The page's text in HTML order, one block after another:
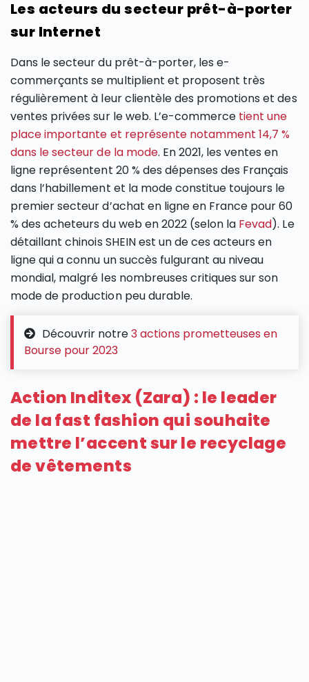
Les acteurs du secteur prêt-à-porter
sur Internet
Dans le secteur du prêt-à-porter, les e-
commerçants se multiplient et proposent très
régulièrement à leur clientèle des promotions et des
ventes privées sur le web. L’e-commerce tient une
place importante et représente notamment 14,7 %
dans le secteur de la mode. En 2021, les ventes en
ligne représentent 20 % des dépenses des Français
dans l’habillement et la mode constitue toujours le
premier secteur d’achat en ligne en France pour 60
% des acheteurs du web en 2022 (selon la Fevad). Le
détaillant chinois SHEIN est un de ces acteurs en
ligne qui a connu un succès fulgurant au niveau
mondial, malgré les nombreuses critiques sur son
mode de production peu durable.
Découvrir notre3 actions prometteuses en
Bourse pour 2023
Action Inditex (Zara) : le leader
de la fast fashion qui souhaite
mettre l’accent sur le recyclage
de vêtements